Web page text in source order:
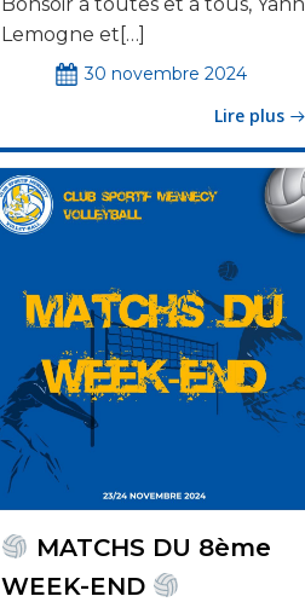
Bonsoir à toutes et à tous, Yann
Lemogne et[…]
30 novembre 2024
Lire plus
MATCHS DU 8ème
WEEK-END